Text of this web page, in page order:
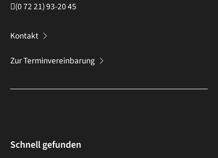
(07221) 93-2045
Kontakt
Zur Terminvereinbarung
Schnell gefunden